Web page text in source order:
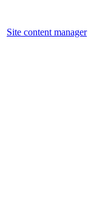
Site content manager